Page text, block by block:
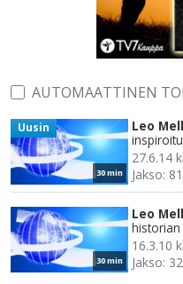
AUTOMAATTINEN
30 min
Uusin Leo
27.6.14
Jakso:
30 min
Leo
historian
16.3.10
Jakso: